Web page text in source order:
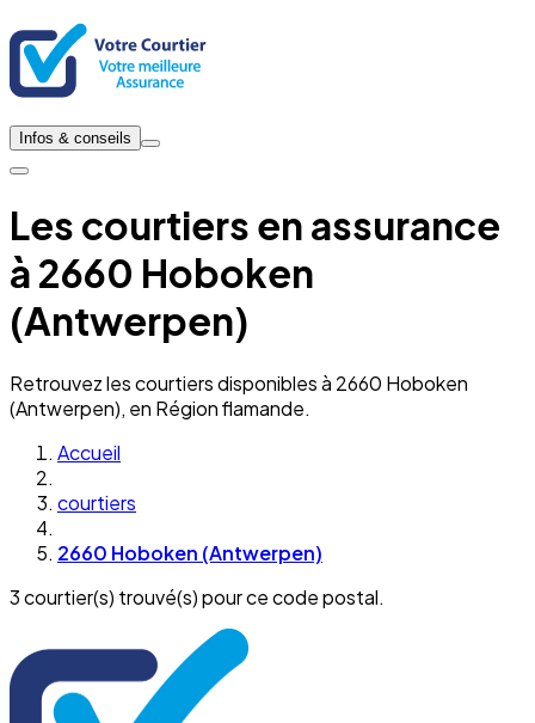
Infos & conseils
Les courtiers en assurance
à 2660 Hoboken
(Antwerpen)
Retrouvez les courtiers disponibles à 2660 Hoboken
(Antwerpen), en Région flamande.
Accueil
courtiers
2660 Hoboken (Antwerpen)
3 courtier(s) trouvé(s) pour ce code postal.